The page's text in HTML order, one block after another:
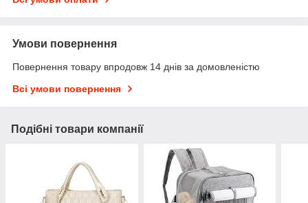
Умови повернення
Повернення товару впродовж 14 днів за домовленістю
Всі умови повернення
Подібні товари компанії